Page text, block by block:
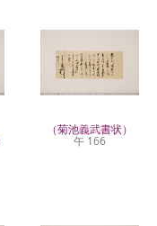
（菊池義武書状）
午 166